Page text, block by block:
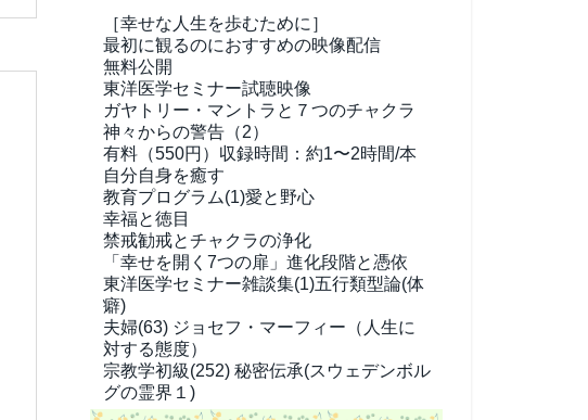
［幸せな人生を歩むために］
最初に観るのにおすすめの映像配信
無料公開
東洋医学セミナー試聴映像
ガヤトリー・マントラと７つのチャクラ
神々からの警告（2）
有料（550円） 収録時間：約1〜2時間/本
自分自身を癒す
教育プログラム(1)愛と野心
幸福と徳目
禁戒勧戒とチャクラの浄化
「幸せを開く7つの扉」進化段階と憑依
東洋医学セミナー雑談集(1)五行類型論(体
癖)
夫婦(63) ジョセフ・マーフィー（人生に
対する態度）
宗教学初級(252) 秘密伝承(スウェデンボル
グの霊界１)